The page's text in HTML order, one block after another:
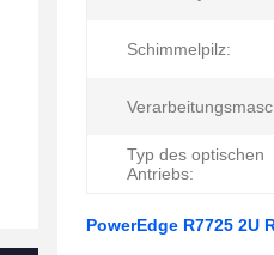
Schimmelpilz:
Typ des optischen
Antriebs:
PowerEdge R7725 2U